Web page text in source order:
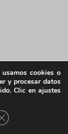
cookies o
y procesar datos
Clic en ajustes
Cerrar el banner de